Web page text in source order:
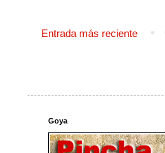
Entrada más reciente
Goya